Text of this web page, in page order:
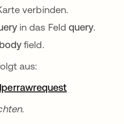
verbinden.
in das Feldquery.
body field.
aus: